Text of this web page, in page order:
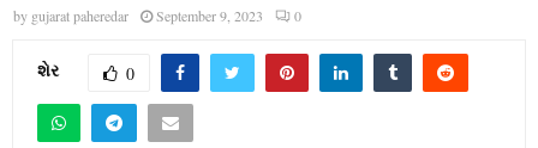
by gujarat paheredar September 9, 2023 0
શેર 0